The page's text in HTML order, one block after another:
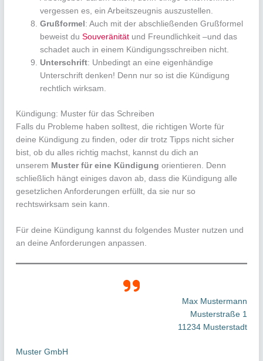
vergessen es, ein Arbeitszeugnis auszustellen.
Grußformel : Auch mit der abschließenden Grußformel
beweist duSouveränität und Freundlichkeit –und das
schadet auch in einem Kündigungsschreiben nicht.
Unterschrift: Unbedingt an eine eigenhändige
Unterschrift denken! Denn nur so ist die Kündigung
rechtlich wirksam.
Kündigung: Muster für das Schreiben
Falls du Probleme haben solltest, die richtigen Worte für
deine Kündigung zu finden, oder dir trotz Tipps nicht sicher
bist, ob du alles richtig machst, kannst du dich an
unserem Muster für eine Kündigung orientieren. Denn
schließlich hängt einiges davon ab, dass die Kündigung alle
gesetzlichen Anforderungen erfüllt, da sie nur so
rechtswirksam sein kann.
Für deine Kündigung kannst du folgendes Muster nutzen und
an deine Anforderungen anpassen.
Max Mustermann
Musterstraße 1
11234 Musterstadt
Muster GmbH